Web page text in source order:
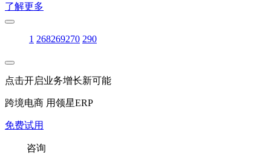
了解更多
1 268269270 290
点击开启业务增长新可能
跨境电商 用领星ERP
免费试用
咨询